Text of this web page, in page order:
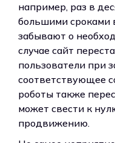
например, раз в
большими сроками
забывают о
случае сайт
пользователи при
соответствующее
роботы также
может свести к
продвижению.